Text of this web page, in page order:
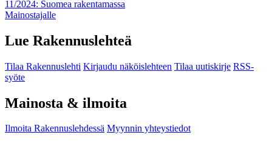
11/2024: Suomea rakentamassa
Mainostajalle
Lue Rakennuslehteä
Tilaa Rakennuslehti Kirjaudu näköislehteen Tilaa uutiskirje RSS-
syöte
Mainosta & ilmoita
Ilmoita Rakennuslehdessä Myynnin yhteystiedot